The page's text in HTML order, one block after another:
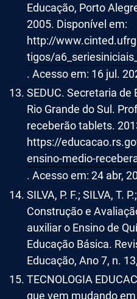
Educação, Porto
2005. Disponível em:
http://
tigos/
. Acesso em: 16 jul.
SEDUC. Secretaria de
Rio Grande do Sul.
receberão tablets.
https://
ensino-medio-
. Acesso em: 24 abr,
SILVA, P. F.; SILVA, T.
Construção e
auxiliar o Ensino de
Educação Básica.
Educação, Ano 7, n.
TECNOLOGIA
que vem mudando